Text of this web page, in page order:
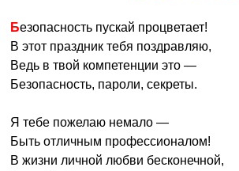
Безопасность пускай процветает!
В этот праздник тебя поздравляю,
Ведь в твой компетенции это —
Безопасность, пароли, секреты.
Я тебе пожелаю немало —
Быть отличным профессионалом!
В жизни личной любви бесконечной,